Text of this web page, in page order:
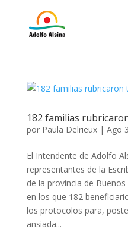
182 familias
por Paula Delrieux| Ago
El Intendente de Adolfo
representantes de la
de la provincia de
en los que 182
los protocolos para,
ansiada...